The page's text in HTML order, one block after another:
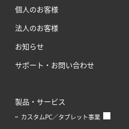
個人のお客様
法人のお客様
お知らせ
サポート・お問い合わせ
製品・サービス
カスタムPC／タブレット事業